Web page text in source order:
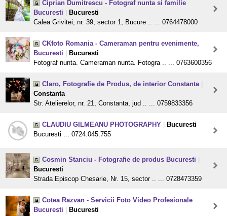
Ciprian Dumitrescu - Fotograf nunta si familie
Bucuresti
Bucuresti
Calea Grivitei, nr. 39, sector 1, Bucure .. ... 0764478000
CKfoto Romania - Cameraman pentru evenimente,
Bucuresti
Bucuresti
Fotograf nunta. Cameraman nunta. Fotogra .. ... 0763600356
Claro, Fotografie de Produs, de interior Constanta
Constanta
Str. Atelierelor, nr. 21, Constanta, jud .. ... 0759833356
CLAUDIU GILMEANU PHOTOGRAPHY
Bucuresti
Bucuresti ... 0724.045.755
Cosmin Stanciu - Fotografie de produs Bucuresti
Bucuresti
Strada Episcop Chesarie, Nr. 15, sector .. ... 0728473359
Cotea Razvan - Servicii Foto Video Profesionale
Bucuresti
Bucuresti